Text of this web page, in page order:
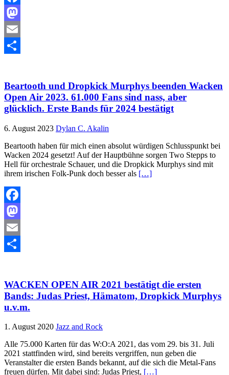
Facebook
Mastodon
Email
Beartooth und Dropkick Murphys beenden Wacken
Open Air 2023. 61.000 Fans sind nass, aber
glücklich. Erste Bands für 2024 bestätigt
6. August 2023 Dylan C. Akalin
Beartooth haben für mich einen absolut würdigen Schlusspunkt bei
Wacken 2024 gesetzt! Auf der Hauptbühne sorgen Two Stepps to
Hell für orchestrale Schauer, und die Dropkick Murphys sind mit
ihrem irischen Folk-Punk doch besser als […]
Facebook
Mastodon
Email
WACKEN OPEN AIR 2021 bestätigt die ersten
Bands: Judas Priest, Hämatom, Dropkick Murphys
u.v.m.
1. August 2020 Jazz and Rock
Alle 75.000 Karten für das W:O:A 2021, das vom 29. bis 31. Juli
2021 stattfinden wird, sind bereits vergriffen, nun geben die
Veranstalter die ersten Bands bekannt, auf die sich die Metal-Fans
freuen dürfen. Mit dabei sind: Judas Priest, […]